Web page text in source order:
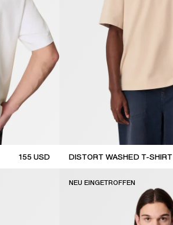
155USD DISTORT WASHED T-SHIRT
NEU EINGETROFFEN